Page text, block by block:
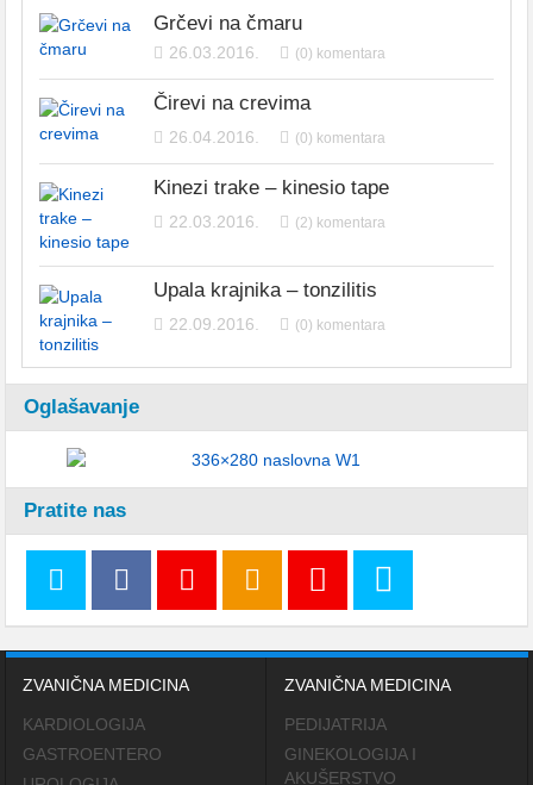
Grčevi na čmaru
26.03.2016. (0) komentara
Čirevi na crevima
26.04.2016. (0) komentara
Kinezi trake – kinesio tape
22.03.2016. (2) komentara
Upala krajnika – tonzilitis
22.09.2016. (0) komentara
Oglašavanje
Pratite nas
ZVANIČNA MEDICINA
KARDIOLOGIJA
GASTROENTERO
ZVANIČNA MEDICINA
PEDIJATRIJA
GINEKOLOGIJA I
AKUŠERSTVO